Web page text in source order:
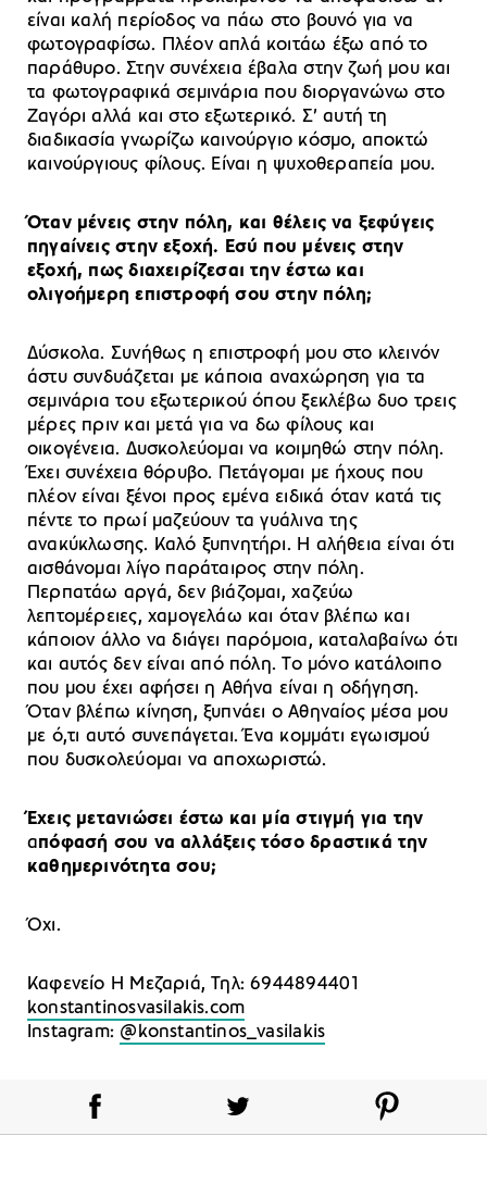
είναι καλή περίοδος να πάω στο βουνό για να
φωτογραφίσω. Πλέον απλά κοιτάω έξω από το
παράθυρο. Στην συνέχεια έβαλα στην ζωή μου και
τα φωτογραφικά σεμινάρια που διοργανώνω στο
Ζαγόρι αλλά και στο εξωτερικό. Σ’ αυτή τη
διαδικασία γνωρίζω καινούργιο κόσμο, αποκτώ
καινούργιους φίλους. Είναι η ψυχοθεραπεία μου.
Όταν μένεις στην πόλη, και θέλεις να ξεφύγεις
πηγαίνεις στην εξοχή. Εσύ που μένεις στην
εξοχή, πως διαχειρίζεσαι την έστω και
ολιγοήμερη επιστροφή σου στην πόλη;
Δύσκολα. Συνήθως η επιστροφή μου στο κλεινόν
άστυ συνδυάζεται με κάποια αναχώρηση για τα
σεμινάρια του εξωτερικού όπου ξεκλέβω δυο τρεις
μέρες πριν και μετά για να δω φίλους και
οικογένεια. Δυσκολεύομαι να κοιμηθώ στην πόλη.
Έχει συνέχεια θόρυβο. Πετάγομαι με ήχους που
πλέον είναι ξένοι προς εμένα ειδικά όταν κατά τις
πέντε το πρωί μαζεύουν τα γυάλινα της
ανακύκλωσης. Καλό ξυπνητήρι. Η αλήθεια είναι ότι
αισθάνομαι λίγο παράταιρος στην πόλη.
Περπατάω αργά, δεν βιάζομαι, χαζεύω
λεπτομέρειες, χαμογελάω και όταν βλέπω και
κάποιον άλλο να διάγει παρόμοια, καταλαβαίνω ότι
και αυτός δεν είναι από πόλη. Το μόνο κατάλοιπο
που μου έχει αφήσει η Αθήνα είναι η οδήγηση.
Όταν βλέπω κίνηση, ξυπνάει ο Αθηναίος μέσα μου
με ό,τι αυτό συνεπάγεται. Ένα κομμάτι εγωισμού
που δυσκολεύομαι να αποχωριστώ.
Έχεις μετανιώσει έστω και μία στιγμή για την
απόφασή σου να αλλάξεις τόσο δραστικά την
καθημερινότητα σου;
Όχι.
Καφενείο Η Μεζαριά, Τηλ: 6944894401
konstantinosvasilakis.com
Instagram: @konstantinos_vasilakis